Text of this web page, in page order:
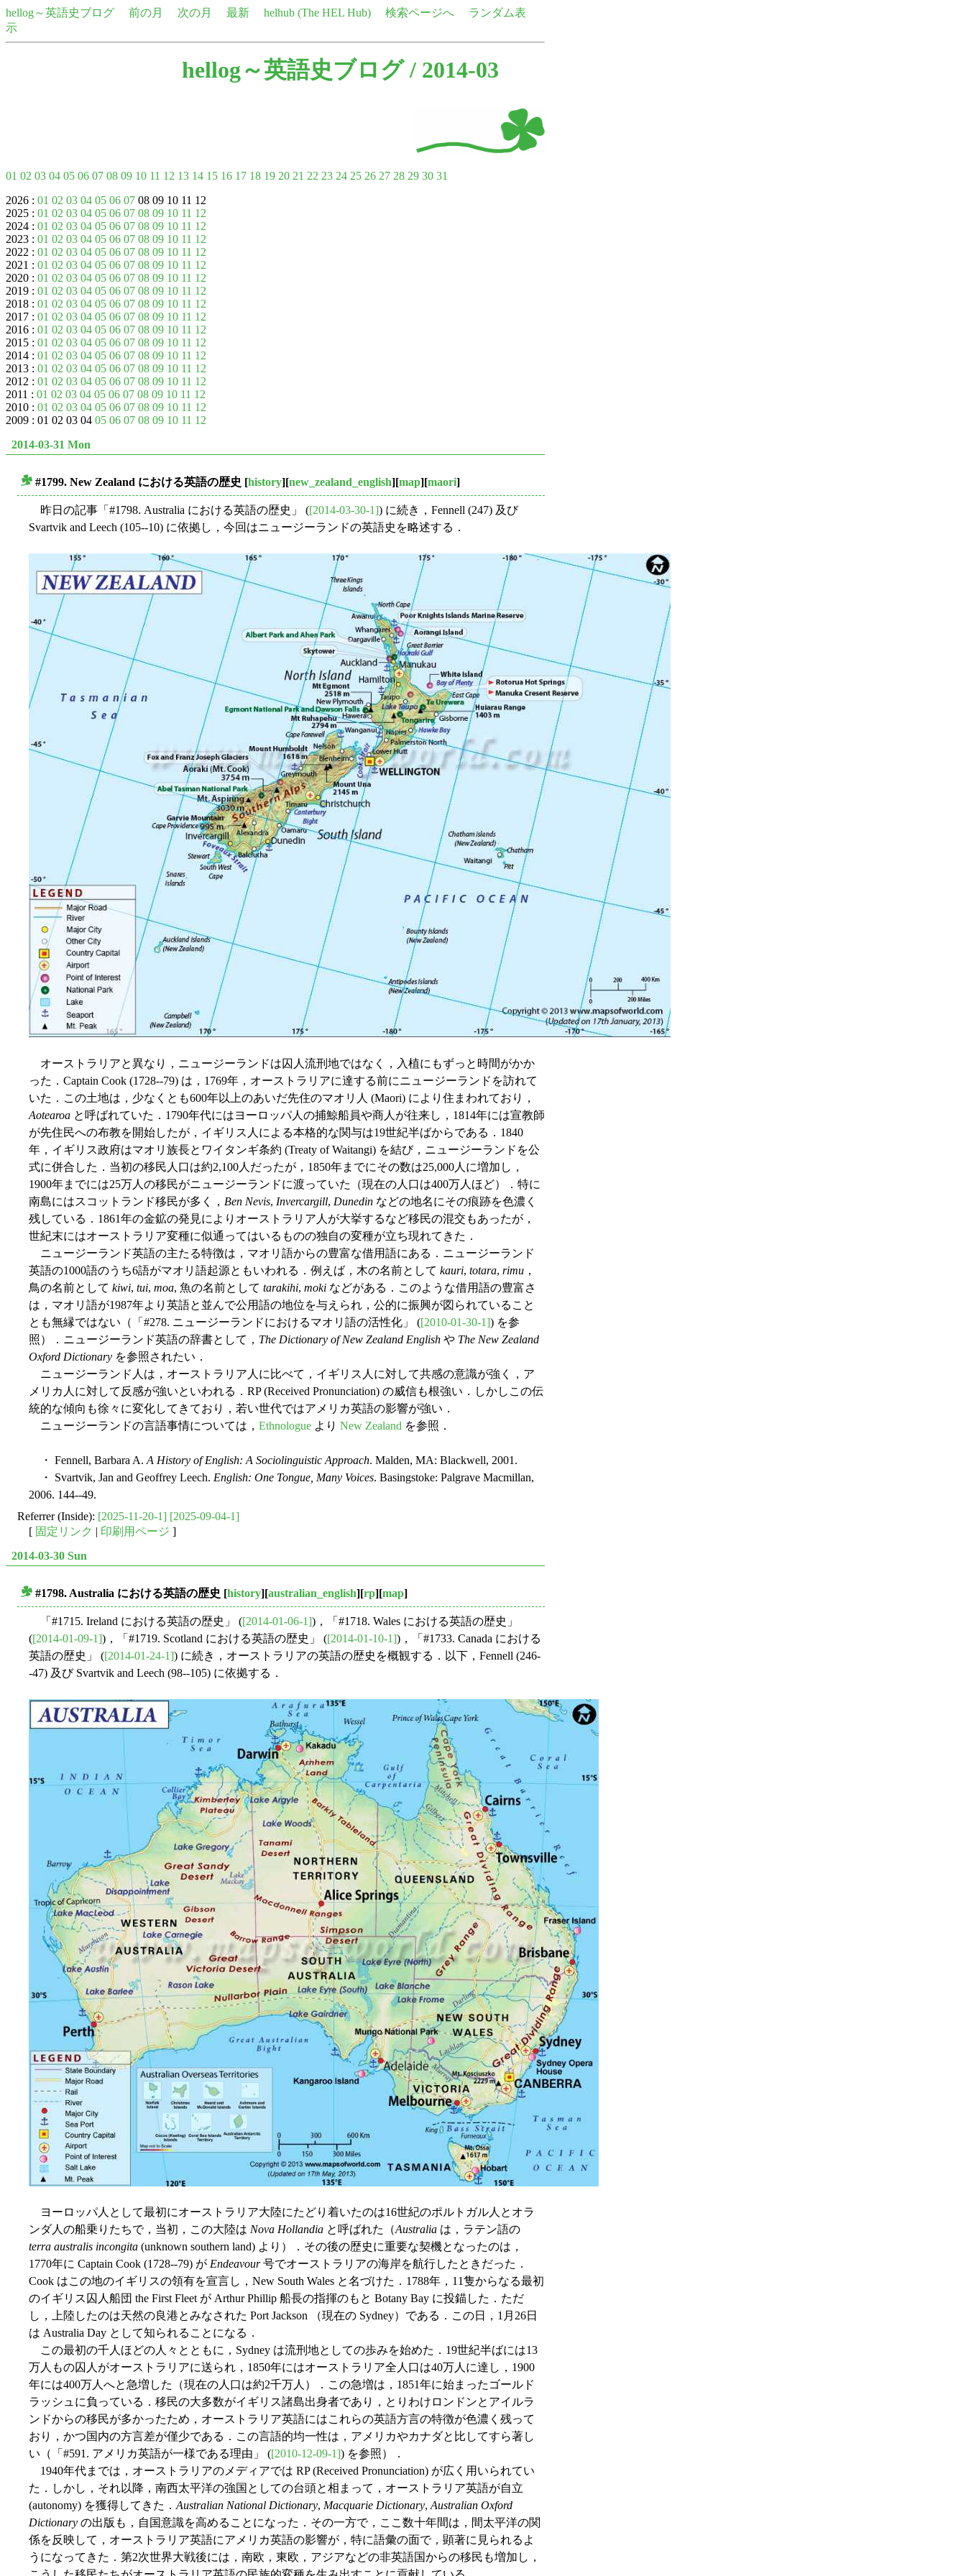
hellog～英語史ブログ 前の月 次の月 最新 helhub (The HEL Hub) 検索ページへ
ランダム表
示
hellog～英語史ブログ/ 2014-03
01 02 03 04 05 06 07 08 09 10 11 12 13 14 15 16 17 18 19 20 21 22 23 24 25 26 27 28 29 30 31
2026 : 01 02 03 04 05 06 07 08 09 10 11 12
2025 : 01 02 03 04 05 06 07 08 09 10 11 12
2024 : 01 02 03 04 05 06 07 08 09 10 11 12
2023 : 01 02 03 04 05 06 07 08 09 10 11 12
2022 : 01 02 03 04 05 06 07 08 09 10 11 12
2021 : 01 02 03 04 05 06 07 08 09 10 11 12
2020 : 01 02 03 04 05 06 07 08 09 10 11 12
2019 : 01 02 03 04 05 06 07 08 09 10 11 12
2018 : 01 02 03 04 05 06 07 08 09 10 11 12
2017 : 01 02 03 04 05 06 07 08 09 10 11 12
2016 : 01 02 03 04 05 06 07 08 09 10 11 12
2015 : 01 02 03 04 05 06 07 08 09 10 11 12
2014 : 01 02 03 04 05 06 07 08 09 10 11 12
2013 : 01 02 03 04 05 06 07 08 09 10 11 12
2012 : 01 02 03 04 05 06 07 08 09 10 11 12
2011 : 01 02 03 04 05 06 07 08 09 10 11 12
2010 : 01 02 03 04 05 06 07 08 09 10 11 12
2009 : 01 02 03 04 05 06 07 08 09 10 11 12
2014-03-31 Mon
#1799. New Zealand における英語の歴史 [history][new_zealand_english][map][maori]
昨日の記事「#1798. Australia における英語の歴史」 ([2014-03-30-1]) に続き，Fennell (247) 及び
Svartvik and Leech (105--10) に依拠し，今回はニュージーランドの英語史を略述する．
オーストラリアと異なり，ニュージーランドは囚人流刑地ではなく，入植にもずっと時間がかか
った．Captain Cook (1728--79) は，1769年，オーストラリアに達する前にニュージーランドを訪れて
いた．この土地は，少なくとも600年以上のあいだ先住のマオリ人 (Maori) により住まわれており，
Aotearoa と呼ばれていた．1790年代にはヨーロッパ人の捕鯨船員や商人が往来し，1814年には宣教師
が先住民への布教を開始したが，イギリス人による本格的な関与は19世紀半ばからである．1840
年，イギリス政府はマオリ族長とワイタンギ条約 (Treaty of Waitangi) を結び，ニュージーランドを公
式に併合した．当初の移民人口は約2,100人だったが，1850年までにその数は25,000人に増加し，
1900年までには25万人の移民がニュージーランドに渡っていた（現在の人口は400万人ほど）．特に
南島にはスコットランド移民が多く， Ben Nevis, Invercargill, Dunedin などの地名にその痕跡を色濃く
残している．1861年の金鉱の発見によりオーストラリア人が大挙するなど移民の混交もあったが，
世紀末にはオーストラリア変種に似通ってはいるものの独自の変種が立ち現れてきた．
ニュージーランド英語の主たる特徴は，マオリ語からの豊富な借用語にある．ニュージーランド
英語の1000語のうち6語がマオリ語起源ともいわれる．例えば，木の名前として kauri, totara, rimu ，
鳥の名前として kiwi, tui, moa, 魚の名前として tarakihi, moki などがある．このような借用語の豊富さ
は，マオリ語が1987年より英語と並んで公用語の地位を与えられ，公的に振興が図られていること
とも無縁ではない（「#278. ニュージーランドにおけるマオリ語の活性化」 ([2010-01-30-1]) を参
照）．ニュージーランド英語の辞書として， The Dictionary of New Zealand English や The New Zealand
Oxford Dictionary を参照されたい．
ニュージーランド人は，オーストラリア人に比べて，イギリス人に対して共感の意識が強く，ア
メリカ人に対して反感が強いといわれる．RP (Received Pronunciation) の威信も根強い．しかしこの伝
統的な傾向も徐々に変化してきており，若い世代ではアメリカ英語の影響が強い．
ニュージーランドの言語事情については， Ethnologue より New Zealand を参照．
・ Fennell, Barbara A. A History of English: A Sociolinguistic Approach. Malden, MA: Blackwell, 2001.
・ Svartvik, Jan and Geoffrey Leech. English: One Tongue, Many Voices. Basingstoke: Palgrave Macmillan,
2006. 144--49.
Referrer (Inside): [2025-11-20-1] [2025-09-04-1]
[ 固定リンク | 印刷用ページ ]
2014-03-30 Sun
#1798. Australia における英語の歴史 [history][australian_english][rp][map]
「#1715. Ireland における英語の歴史」 ([2014-01-06-1])，「#1718. Wales における英語の歴史」
([2014-01-09-1])，「#1719. Scotland における英語の歴史」 ([2014-01-10-1])，「#1733. Canada における
英語の歴史」 ([2014-01-24-1]) に続き，オーストラリアの英語の歴史を概観する．以下，Fennell (246-
-47) 及び Svartvik and Leech (98--105) に依拠する．
ヨーロッパ人として最初にオーストラリア大陸にたどり着いたのは16世紀のポルトガル人とオラ
ンダ人の船乗りたちで，当初，この大陸は Nova Hollandia と呼ばれた（Australia は，ラテン語の
terra australis incongita (unknown southern land) より）．その後の歴史に重要な契機となったのは，
1770年に Captain Cook (1728--79) が Endeavour号でオーストラリアの海岸を航行したときだった．
Cook はこの地のイギリスの領有を宣言し，New South Wales と名づけた．1788年，11隻からなる最初
のイギリス囚人船団 the First Fleet が Arthur Phillip 船長の指揮のもと Botany Bay に投錨した．ただ
し，上陸したのは天然の良港とみなされた Port Jackson （現在の Sydney）である．この日，1月26日
は Australia Day として知られることになる．
この最初の千人ほどの人々とともに，Sydney は流刑地としての歩みを始めた．19世紀半ばには13
万人もの囚人がオーストラリアに送られ，1850年にはオーストラリア全人口は40万人に達し，1900
年には400万人へと急増した（現在の人口は約2千万人）．この急増は，1851年に始まったゴールド
ラッシュに負っている．移民の大多数がイギリス諸島出身者であり，とりわけロンドンとアイルラ
ンドからの移民が多かったため，オーストラリア英語にはこれらの英語方言の特徴が色濃く残って
おり，かつ国内の方言差が僅少である．この言語的均一性は，アメリカやカナダと比してすら著し
い（「#591. アメリカ英語が一様である理由」 ([2010-12-09-1]) を参照）．
1940年代までは，オーストラリアのメディアでは RP (Received Pronunciation) が広く用いられてい
た．しかし，それ以降，南西太平洋の強国としての台頭と相まって，オーストラリア英語が自立
(autonomy) を獲得してきた． Australian National Dictionary, Macquarie Dictionary, Australian Oxford
Dictionary の出版も，自国意識を高めることになった．その一方で，ここ数十年間は，間太平洋の関
係を反映して，オーストラリア英語にアメリカ英語の影響が，特に語彙の面で，顕著に見られるよ
うになってきた．第2次世界大戦後には，南欧，東欧，アジアなどの非英語国からの移民も増加し，